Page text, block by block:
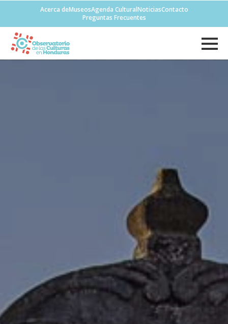
Acerca deMuseosAgenda CulturalNoticiasContacto
Preguntas Frecuentes